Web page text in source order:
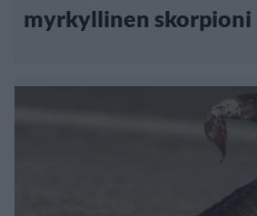
myrkyllinen skorpioni